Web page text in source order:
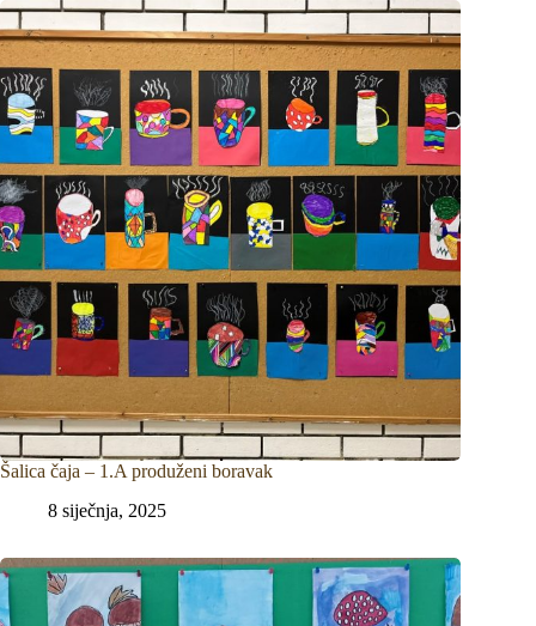
Šalica čaja – 1.A produženi boravak
8 siječnja, 2025